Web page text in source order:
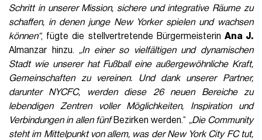
Schritt in unserer Mission, sichere und integrative Räume zu
schaffen, in denen junge New Yorker spielen und wachsen
können“, fügte die stellvertretende Bürgermeisterin Ana J.
Almanzar hinzu. „In einer so vielfältigen und dynamischen
Stadt wie unserer hat Fußball eine außergewöhnliche Kraft,
Gemeinschaften zu vereinen. Und dank unserer Partner,
darunter NYCFC, werden diese 26 neuen Bereiche zu
lebendigen Zentren voller Möglichkeiten, Inspiration und
Verbindungen in allen fünfBezirken werden.“ „Die Community
steht im Mittelpunkt von allem, was der New York City FC tut,